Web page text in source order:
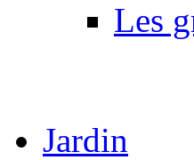
Les
Jardin